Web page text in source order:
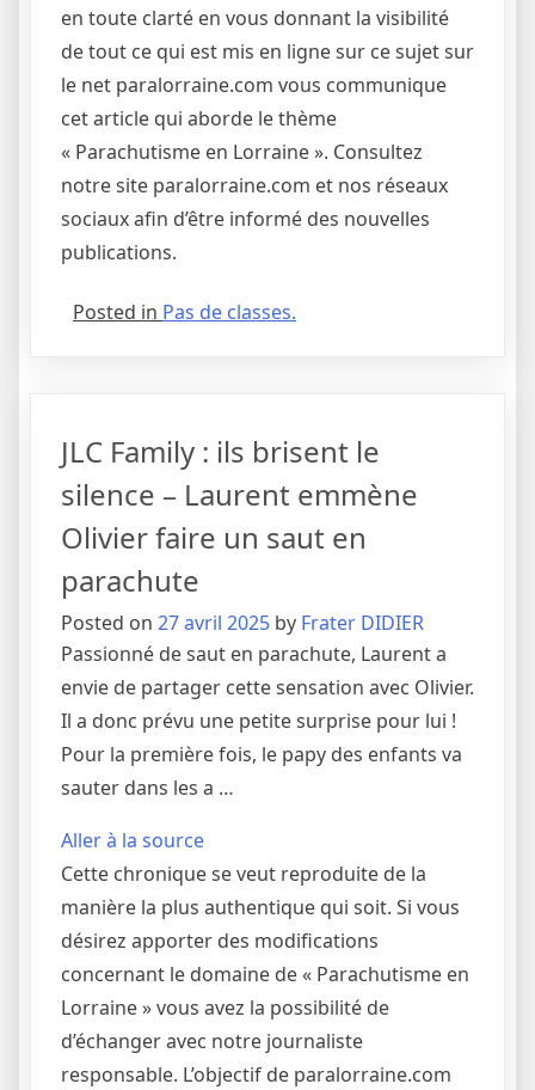
en toute clarté en vous donnant la visibilité
de tout ce qui est mis en ligne sur ce sujet sur
le net paralorraine.com vous communique
cet article qui aborde le thème
« Parachutisme en Lorraine ». Consultez
notre site paralorraine.com et nos réseaux
sociaux afin d’être informé des nouvelles
publications.
Posted in Pas de classes.
JLC Family : ils brisent le
silence – Laurent emmène
Olivier faire un saut en
parachute
Posted on 27 avril 2025 by Frater DIDIER
Passionné de saut en parachute, Laurent a
envie de partager cette sensation avec Olivier.
Il a donc prévu une petite surprise pour lui !
Pour la première fois, le papy des enfants va
sauter dans les a …
Aller à la source
Cette chronique se veut reproduite de la
manière la plus authentique qui soit. Si vous
désirez apporter des modifications
concernant le domaine de « Parachutisme en
Lorraine » vous avez la possibilité de
d’échanger avec notre journaliste
responsable. L’objectif de paralorraine.com